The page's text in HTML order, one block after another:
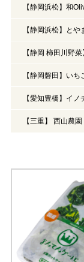
【静岡浜松】和
【静岡浜松】とや
【静岡 柿田川野
【静岡磐田】い
【愛知豊橋】イノ
【三重】 西山農園